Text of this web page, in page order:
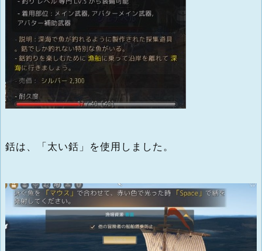
銛は、「太い銛」を使用しました。